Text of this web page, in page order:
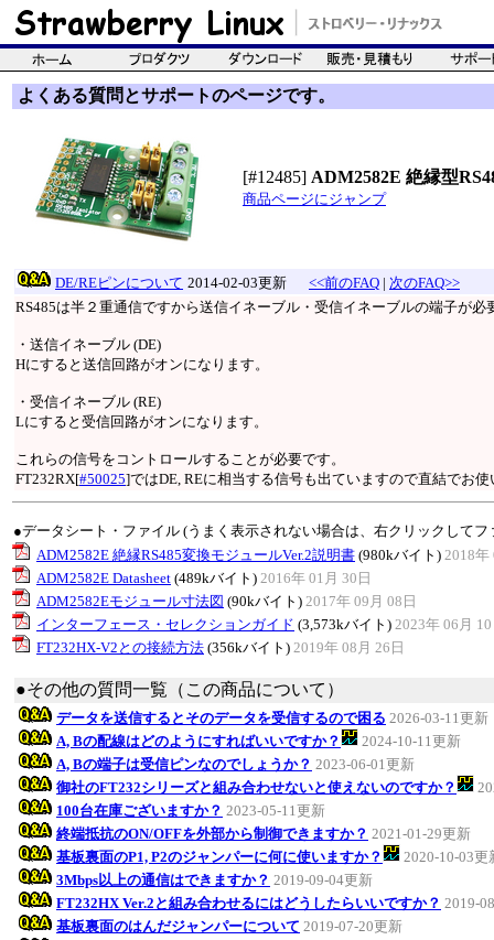
よくある質問とサポートのページです。
[#12485] ADM2582E 絶縁型
商品ページにジャンプ
DE/REピンについて 2014-02-03更新 <<前のFAQ | 次のFAQ>>
RS485は半２重通信ですから送信イネーブル・受信イネーブルの端子が必
・送信イネーブル (DE)
Hにすると送信回路がオンになります。
・受信イネーブル (RE)
Lにすると受信回路がオンになります。
これらの信号をコントロールすることが必要です。
FT232RX[#50025]ではDE, REに相当する信号も出ていますので直結でお
●データシート・ファイル (うまく表示されない場合は、右クリックして
ADM2582E 絶縁RS485変換モジュールVer.2説明書 (980kバイト) 2018年
ADM2582E Datasheet (489kバイト) 2016年 01月 30日
ADM2582Eモジュール寸法図 (90kバイト) 2017年 09月 08日
インターフェース・セレクションガイド (3,573kバイト) 2023年 06月
FT232HX-V2との接続方法 (356kバイト) 2019年 08月 26日
●その他の質問一覧（この商品について）
データを送信するとそのデータを受信するので困る 2026-03-11更新
A, Bの配線はどのようにすればいいですか？
2024-10-11更新
A, Bの端子は受信ピンなのでしょうか？ 2023-06-01更新
御社のFT232シリーズと組み合わせないと使えないのですか？
100台在庫ございますか？ 2023-05-11更新
終端抵抗のON/OFFを外部から制御できますか？ 2021-01-29更新
基板裏面のP1, P2のジャンパーに何に使いますか？
2020-10-03更
3Mbps以上の通信はできますか？ 2019-09-04更新
FT232HX Ver.2と組み合わせるにはどうしたらいいですか？ 2019-
基板裏面のはんだジャンパーについて 2019-07-20更新